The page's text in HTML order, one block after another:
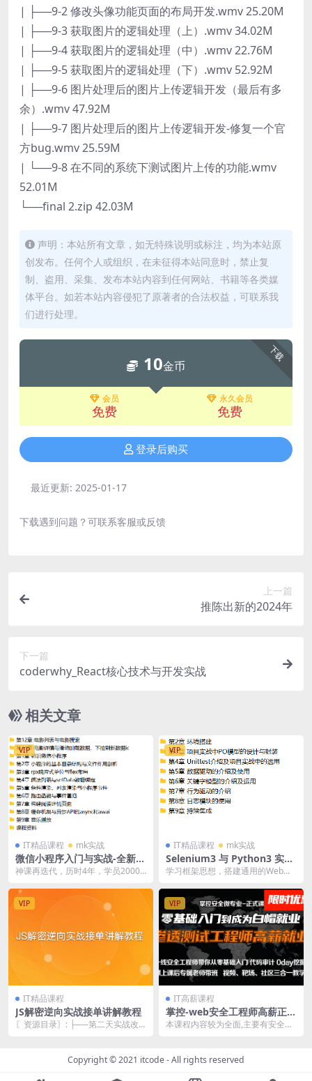
| ├──9-2 修改头像功能页面的布局开发.wmv 25.20M
| ├──9-3 获取图片的逻辑处理（上）.wmv 34.02M
| ├──9-4 获取图片的逻辑处理（中）.wmv 22.76M
| ├──9-5 获取图片的逻辑处理（下）.wmv 52.92M
| ├──9-6 图片处理后的图片上传逻辑开发（最后有多
余）.wmv 47.92M
| ├──9-7 图片处理后的图片上传逻辑开发-修复一个官
方bug.wmv 25.59M
| └──9-8 在不同的系统下测试图片上传的功能.wmv
52.01M
└──final 2.zip 42.03M
声明：本站所有文章，如无特殊说明或标注，均为本站原
创发布。任何个人或组织，在未征得本站同意时，禁止复
制、盗用、采集、发布本站内容到任何网站、书籍等各类媒
体平台。如若本站内容侵犯了原著者的合法权益，可联系我
们进行处理。
下载
10金币
会员
免费
永久会员
免费
登录后购买
最近更新: 2025-01-17
下载遇到问题？可联系客服或反馈
上一篇
推陈出新的2024年
下一篇
coderwhy_React核心技术与开发实战
相关文章
VIP
IT精品课程 mk实战
微信小程序入门与实战-全新版
| 完结
神课再迭代，历时4年，学员20000
首屈一指的精...
VIP
IT精品课程 mk实战
Selenium3 与 Python3 实战
Web自动化测试框架 | 完结
学习框架思想，搭建通用的Web自
证码破解出发，学...
VIP
IT精品课程
JS解密逆向实战接单讲解教程
〖资源目录〗: ├──第二天实战改
VIP
IT高薪课程
掌控-web安全工程师高薪正式
班14期|价值6798元|2022年|
本课程内容较为全面,主要有安全开
Copyright © 2021 itcode- All rights reserved